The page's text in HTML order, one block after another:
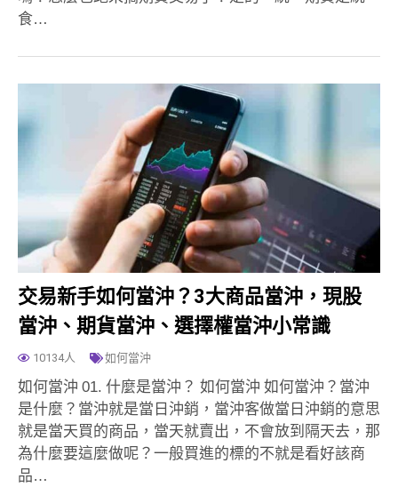
食…
交易新手如何當沖？3大商品當沖，現股
當沖、期貨當沖、選擇權當沖小常識
10134人 如何當沖
如何當沖 01. 什麼是當沖？ 如何當沖 如何當沖？當沖
是什麼？當沖就是當日沖銷，當沖客做當日沖銷的意思
就是當天買的商品，當天就賣出，不會放到隔天去，那
為什麼要這麼做呢？一般買進的標的不就是看好該商
品…